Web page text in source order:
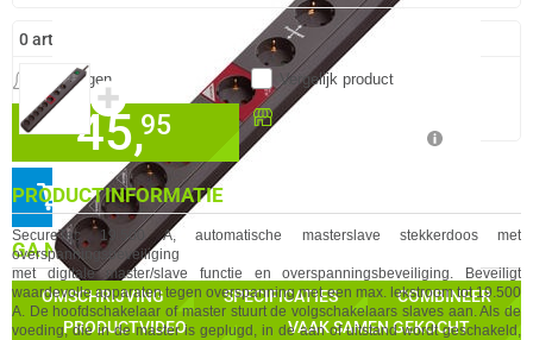
45,95
IN WINKELMAND
Beschikbaar in onze
✓
Vergelijk product
Meldingen
GA NAAR
OMSCHRIJVING SPECIFICATIES
COMBINEER
PRODUCTVIDEO
VAAK SAMEN GEKOCHT
0 artikelen geselecteerd
✚
PRODUCTINFORMATIE
SecureTec 19.500 A, automatische masterslave stekkerdoos met
overspanningsbeveiliging
met digitale master/slave functie en overspanningsbeveiliging. Beveiligt
waardevolle apparaten tegen overspanning met een max. lekstroom tot 19.500
A. De hoofdschakelaar of master stuurt de volgschakelaars slaves aan. Als de
voeding, die in de master is geplugd, in de aan of uitstand wordt geschakeld,